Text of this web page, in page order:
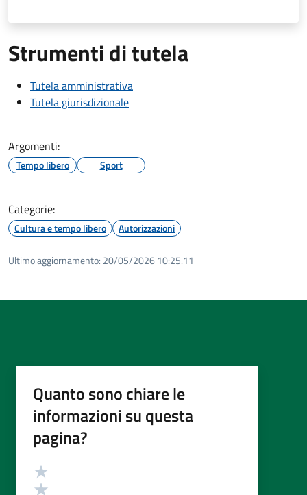
Strumenti di tutela
Tutela amministrativa
Tutela giurisdizionale
Argomenti:
Tempo libero Sport
Categorie:
Cultura e tempo libero Autorizzazioni
Ultimo aggiornamento: 20/05/2026 10:25.11
Quanto sono chiare le
informazioni su questa
pagina?
Valutazione